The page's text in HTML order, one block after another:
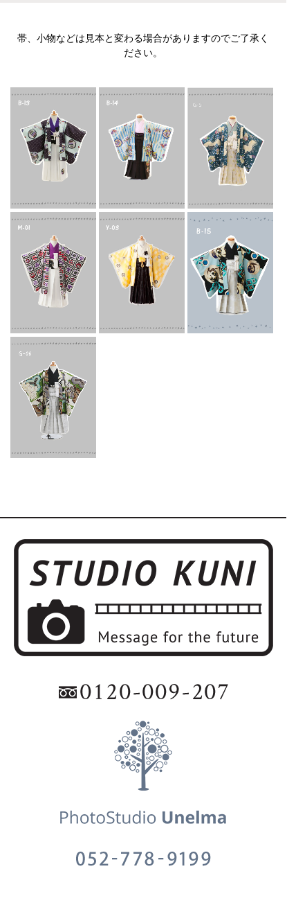
帯、小物などは見本と変わる場合がありますのでご了承く
ださい。